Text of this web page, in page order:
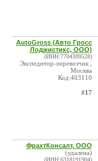
AutoGross (Авто Гросс
Лоджистикс, ООО)
(ИНН:7704309528)
Экспедитор-перевозчик ,
Москва
Код:403110
#17
ФрахтКонсалт, ООО
(удалена)
(ИНН:6318191904)